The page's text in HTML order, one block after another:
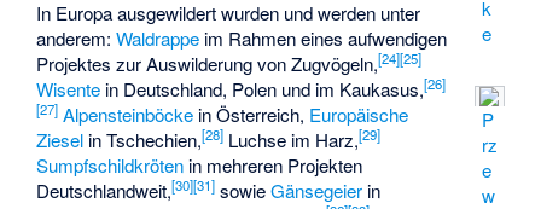
k
e
P
rz
e
w
In Europa ausgewildert wurden und werden unter
anderem:Waldrappe im Rahmen eines aufwendigen
Projektes zur Auswilderung von Zugvögeln,[24][25]
Wisente in Deutschland, Polen und im Kaukasus,[26]
[27] Alpensteinböcke in Österreich, Europäische
Ziesel in Tschechien,[28] Luchse im Harz,[29]
Sumpfschildkröten in mehreren Projekten
Deutschlandweit,[30][31] sowieGänsegeier in